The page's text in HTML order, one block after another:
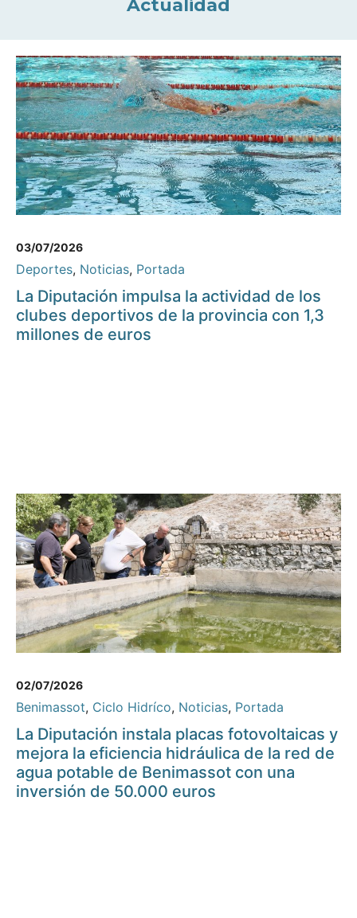
Actualidad
03/07/2026
Deportes, Noticias, Portada
La Diputación impulsa la actividad de los
clubes deportivos de la provincia con 1,3
millones de euros
02/07/2026
Benimassot, Ciclo Hidríco, Noticias, Portada
La Diputación instala placas fotovoltaicas y
mejora la eficiencia hidráulica de la red de
agua potable de Benimassot con una
inversión de 50.000 euros